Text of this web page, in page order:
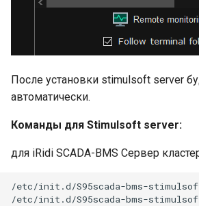
После установки stimulsoft server
автоматически.
Команды для Stimulsoft server:
для iRidi SCADA-BMS Сервер
/etc/init.d/S95scada-bms-
/etc/init.d/S95scada-bms-